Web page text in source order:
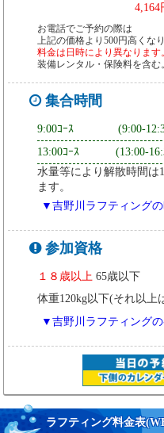
4,164
お電話でご予約の際は
上記の価格より500円高くなり
料金は日時により異なります
装備レンタル・保険料を含む
集合時間
9:00ｺｰｽ (9:00-
13:00ｺｰｽ (13:00-
水量等により解散時間は
ます。
▼吉野川ラフティング
参加資格
１８歳以上 65歳以下
体重120kg以下(それ以上
▼吉野川ラフティング
ラフティング料金表